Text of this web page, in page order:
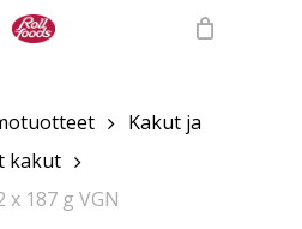
Kakut ja
kakut
187 g VGN